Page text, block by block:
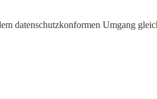
datenschutzkonformen Umgang